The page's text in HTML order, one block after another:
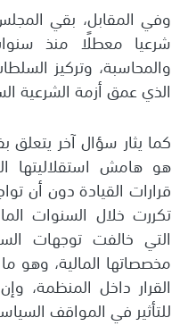
وفي المقابل، بقي
شرعيا معطلًا منذ
والمحاسبة، وتركيز
الذي عمق أزمة الشرعية
كما يثار سؤال آخر يتعلق
هو هامش استقلاليتها
قرارات القيادة دون أن
تكررت خلال السنوات
التي خالفت توجهات
مخصصاتها المالية، وهو
القرار داخل المنظمة،
للتأثير في المواقف